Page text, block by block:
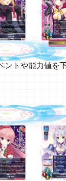
ントや能力値を